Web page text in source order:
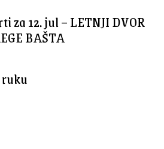
za 12. jul – LETNJI DVOR
BAŠTA